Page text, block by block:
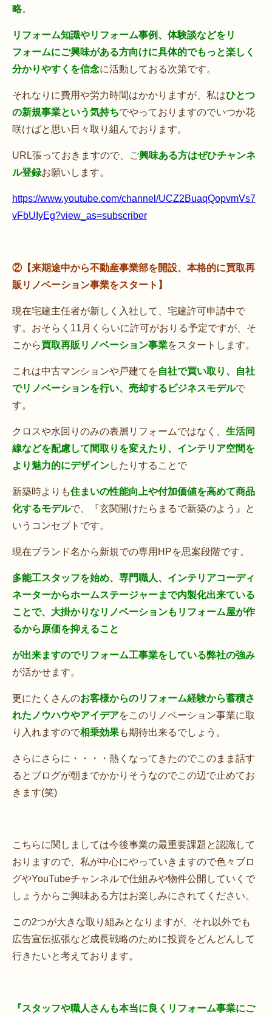
略。
リフォーム知識やリフォーム事例、体験談などをリ
フォームにご興味がある方向けに具体的でもっと楽しく
分かりやすくを信念に活動しておる次第です。
それなりに費用や労力時間はかかりますが、私はひとつ
の新規事業という気持ちでやっておりますのでいつか花
咲けばと思い日々取り組んでおります。
URL張っておきますので、ご興味ある方はぜひチャンネ
ル登録お願いします。
https://www.youtube.com/channel/UCZ2BuaqQopvmVs7
vFbUIyEg?view_as=subscriber
②【来期途中から不動産事業部を開設、本格的に買取再
販リノベーション事業をスタート】
現在宅建主任者が新しく入社して、宅建許可申請中で
す。おそらく11月くらいに許可がおりる予定ですが、そ
こから買取再販リノベーション事業をスタートします。
これは中古マンションや戸建てを自社で買い取り、自社
でリノベーションを行い、売却するビジネスモデルで
す。
クロスや水回りのみの表層リフォームではなく、 生活同
線などを配慮して間取りを変えたり、インテリア空間を
より魅力的にデザインしたりすることで
新築時よりも住まいの性能向上や付加価値を高めて商品
化するモデルで、『玄関開けたらまるで新築のよう』と
いうコンセプトです。
現在ブランド名から新規での専用HPを思案段階です。
多能工スタッフを始め、専門職人、インテリアコーディ
ネーターからホームステージャーまで内製化出来ている
ことで、大掛かりなリノベーションもリフォーム屋が作
るから原価を抑えること
が出来ますのでリフォーム工事業をしている弊社の強み
が活かせます。
更にたくさんのお客様からのリフォーム経験から蓄積さ
れたノウハウやアイデアをこのリノベーション事業に取
り入れますので相乗効果も期待出来るでしょう。
さらにさらに・・・・熱くなってきたのでこのまま話す
るとブログが朝までかかりそうなのでこの辺で止めてお
きます(笑)
こちらに関しましては今後事業の最重要課題と認識して
おりますので、私が中心にやっていきますので色々ブロ
グやYouTubeチャンネルで仕組みや物件公開していくで
しょうからご興味ある方はお楽しみにされてください。
この2つが大きな取り組みとなりますが、それ以外でも
広告宣伝拡張など成長戦略のために投資をどんどんして
行きたいと考えております。
『スタッフや職人さんも本当に良くリフォーム事業にご